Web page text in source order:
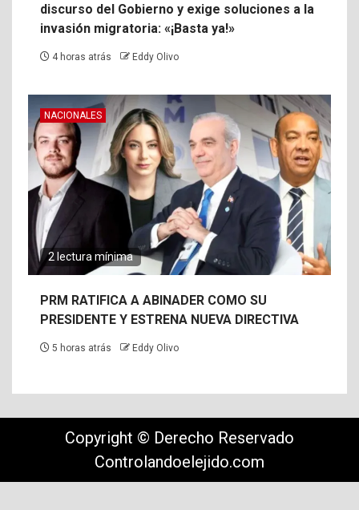
discurso del Gobierno y exige soluciones a la
invasión migratoria: «¡Basta ya!»
4 horas atrás Eddy Olivo
NACIONALES
2 lectura mínima
PRM RATIFICA A ABINADER COMO SU
PRESIDENTE Y ESTRENA NUEVA DIRECTIVA
5 horas atrás Eddy Olivo
Copyright © Derecho Reservado
Controlandoelejido.com